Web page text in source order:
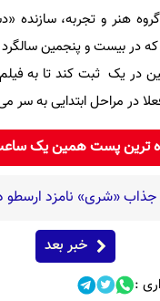
هنر و تجربه، سازنده
که در بیست و پنجمین
در یک ثبت کند تا به
در مراحل ابتدایی به سر
ترین پست همین یک
«شری» نامزد ارسطو در پایتخت 7 با
خبر بعد
: